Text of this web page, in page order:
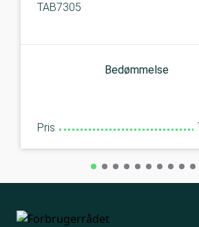
TAB7305
Bedømmelse
Pris